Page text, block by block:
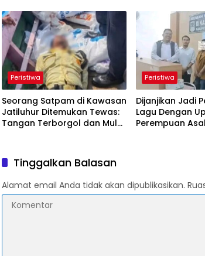
Karena Bau Badan
Peristiwa
Seorang Satpam di Kawasan
Jatiluhur Ditemukan Tewas:
Tangan Terborgol dan Mulut
Peristiwa
Dijanjikan Jadi
Lagu Dengan
Perempuan
Tinggalkan Balasan
Alamat email Anda tidak akan dipublikasikan.